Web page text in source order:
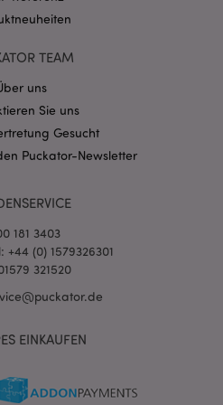
TEAM
uns
Sie uns
Gesucht
Puckator-Newsletter
181 3403
(0) 1579326301
321520
EINKAUFEN
www.puckator.de
von Google